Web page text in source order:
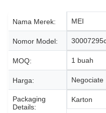
Nama Merek: MEI
Nomor Model:
MOQ: 1 buah
Harga: Negociate
Packaging
Details:
Karton